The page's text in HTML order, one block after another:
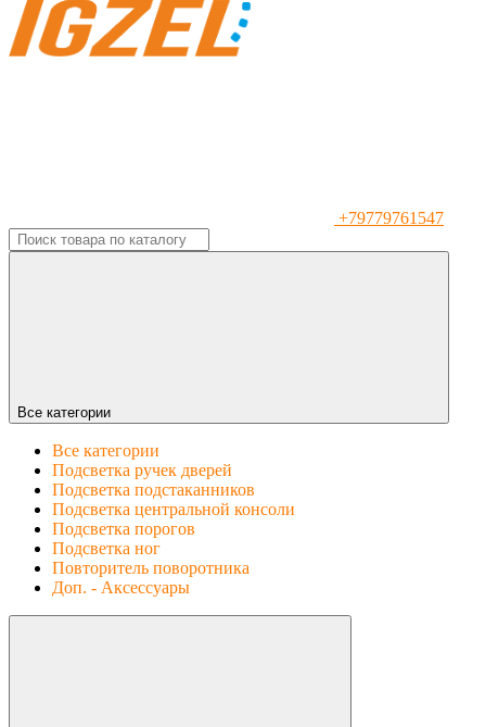
+79779761547
Все категории
Все категории
Подсветка ручек дверей
Подсветка подстаканников
Подсветка центральной консоли
Подсветка порогов
Подсветка ног
Повторитель поворотника
Доп. - Аксессуары